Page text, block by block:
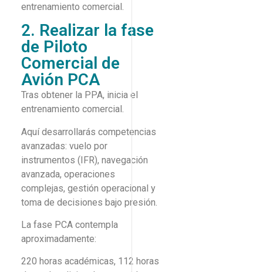
entrenamiento comercial.
2. Realizar la fase
de Piloto
Comercial de
Avión PCA
Tras obtener la PPA, inicia el
entrenamiento comercial.
Aquí desarrollarás competencias
avanzadas: vuelo por
instrumentos (IFR), navegación
avanzada, operaciones
complejas, gestión operacional y
toma de decisiones bajo presión.
La fase PCA contempla
aproximadamente:
220 horas académicas, 112 horas